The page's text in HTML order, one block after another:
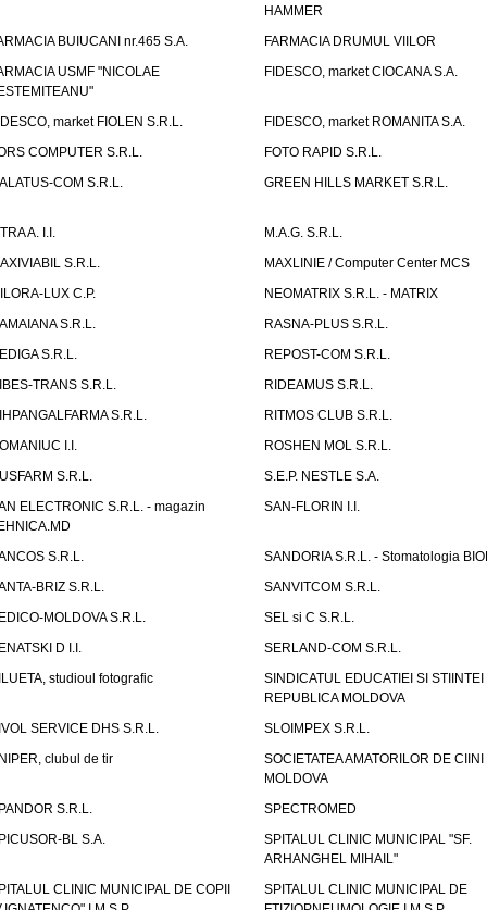
HAMMER
BUIUCANI nr.465 S.A.
FARMACIA DRUMUL VIILOR
USMF "NICOLAE
FIDESCO, market CIOCANA S.A.
market FIOLEN S.R.L.
FIDESCO, market ROMANITA S.A.
COMPUTER S.R.L.
FOTO RAPID S.R.L.
COM S.R.L.
GREEN HILLS MARKET S.R.L.
A. I.I.
M.A.G. S.R.L.
S.R.L.
MAXLINIE / Computer Center MCS
LUX C.P.
NEOMATRIX S.R.L. - MATRIX
S.R.L.
RASNA-PLUS S.R.L.
S.R.L.
REPOST-COM S.R.L.
TRANS S.R.L.
RIDEAMUS S.R.L.
S.R.L.
RITMOS CLUB S.R.L.
I.I.
ROSHEN MOL S.R.L.
S.R.L.
S.E.P. NESTLE S.A.
ELECTRONIC S.R.L. - magazin
SAN-FLORIN I.I.
S.R.L.
SANDORIA S.R.L. - Stomatologia
BRIZ S.R.L.
SANVITCOM S.R.L.
MOLDOVA S.R.L.
SEL si C S.R.L.
D I.I.
SERLAND-COM S.R.L.
studioul fotografic
SINDICATUL EDUCATIEI SI STIINTEI
REPUBLICA MOLDOVA
SERVICE DHS S.R.L.
SLOIMPEX S.R.L.
clubul de tir
SOCIETATEA AMATORILOR DE CIINI
MOLDOVA
S.R.L.
SPECTROMED
BL S.A.
SPITALUL CLINIC MUNICIPAL "SF.
ARHANGHEL MIHAIL"
CLINIC MUNICIPAL DE COPII
SPITALUL CLINIC MUNICIPAL DE